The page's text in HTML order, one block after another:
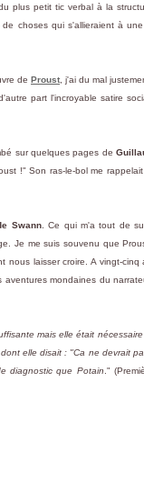
plus petit tic verbal à la
de choses qui s'allieraient à
de Proust , j'ai du mal
part l'incroyable satire
sur quelques pages de
!" Son ras-le-bol me
Swann. Ce qui m'a tout de
Je me suis souvenu que
laisser croire. A vingt-cinq
mondaines du
mais elle était
elle disait : "Ca ne devrait
diagnostic que Potain ."